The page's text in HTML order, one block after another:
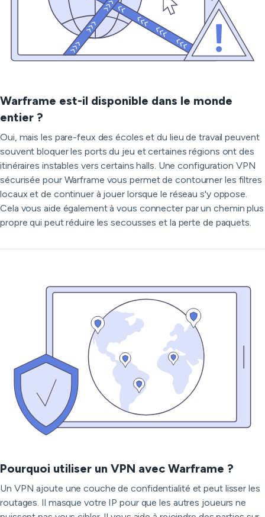
Warframe est-il disponible dans le monde
entier ?
Oui, mais les pare-feux des écoles et du lieu de travail peuvent
souvent bloquer les ports du jeu et certaines régions ont des
itinéraires instables vers certains halls. Une configuration VPN
sécurisée pour Warframe vous permet de contourner les filtres
locaux et de continuer à jouer lorsque le réseau s'y oppose.
Cela vous aide également à vous connecter par un chemin plus
propre qui peut réduire les secousses et la perte de paquets.
Pourquoi utiliser un VPN avec Warframe ?
Un VPN ajoute une couche de confidentialité et peut lisser les
routages. Il masque votre IP pour que les autres joueurs ne